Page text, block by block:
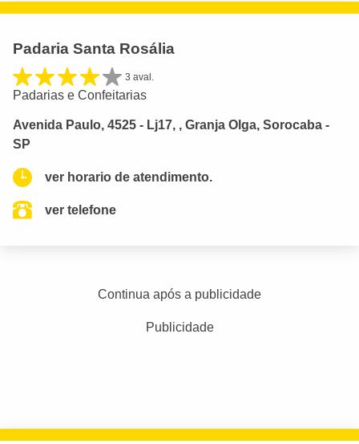
Padaria Santa Rosália
3 aval.
Padarias e Confeitarias
Avenida Paulo, 4525 - Lj17, , Granja Olga, Sorocaba -
SP
ver horario de atendimento.
ver telefone
Continua após a publicidade
Publicidade